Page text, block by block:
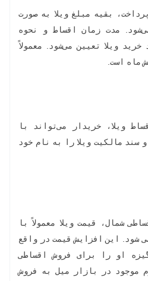
بقیه مبلغ ویلا به صورت
مدت زمان اقساط و نحوه
ویلا تعیین می‌شود. معمولاً
ماه است.
ویلا، خریدار می‌تواند با
سند مالکیت ویلا را به نام خود
شمال، قیمت ویلا معمولاً با
می شود. این افزایش قیمت در واقع
او را برای فروش اقساطی
موجود در بازار میل به فروش